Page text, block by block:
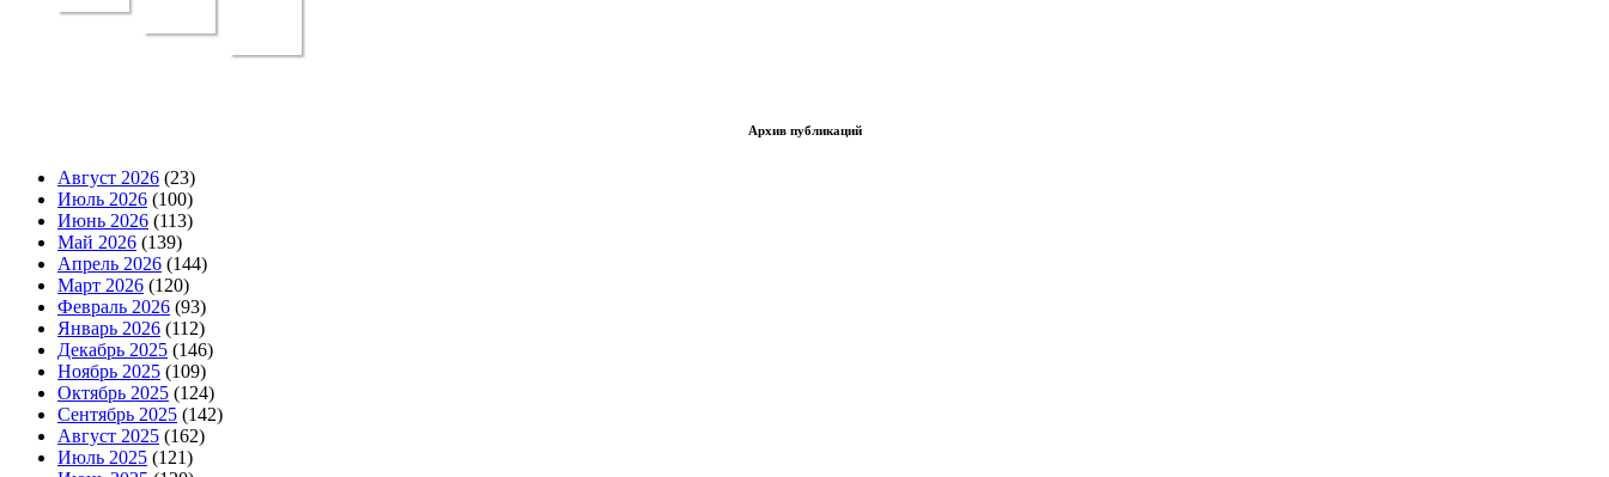
Архив публикаций
Август 2026 (23)
Июль 2026 (100)
Июнь 2026 (113)
Май 2026 (139)
Апрель 2026 (144)
Март 2026 (120)
Февраль 2026 (93)
Январь 2026 (112)
Декабрь 2025 (146)
Ноябрь 2025 (109)
Октябрь 2025 (124)
Сентябрь 2025 (142)
Август 2025 (162)
Июль 2025 (121)